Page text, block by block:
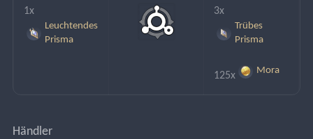
1x
Leuchtendes
Prisma
3x
Trübes
Prisma
125x Mora
Händler